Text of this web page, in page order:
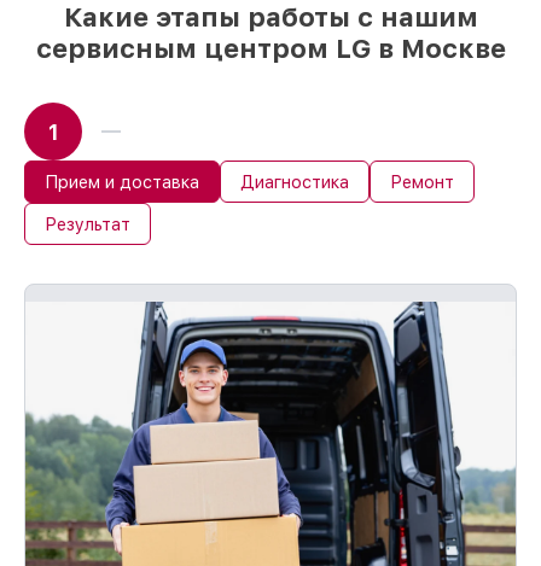
Какие этапы работы с нашим
сервисным центром LG в Москве
1
Прием и доставка Диагностика Ремонт
Результат